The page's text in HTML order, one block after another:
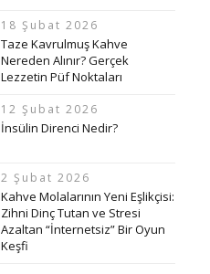
18 Şubat 2026
Taze Kavrulmuş Kahve
Nereden Alınır? Gerçek
Lezzetin Püf Noktaları
12 Şubat 2026
İnsülin Direnci Nedir?
2 Şubat 2026
Kahve Molalarının Yeni Eşlikçisi:
Zihni Dinç Tutan ve Stresi
Azaltan “İnternetsiz” Bir Oyun
Keşfi